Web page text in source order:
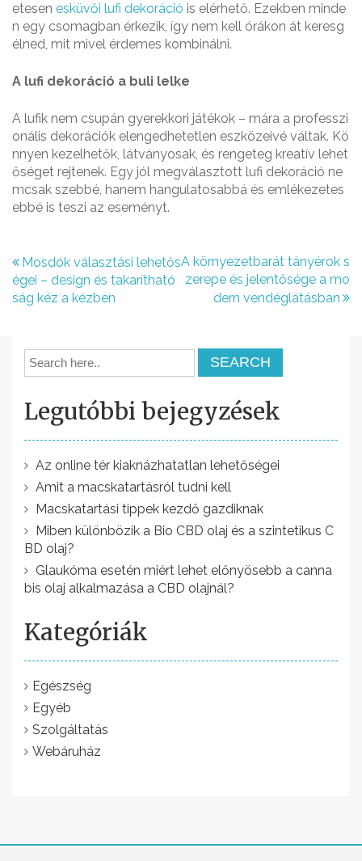
etesen esküvői lufi dekoráció is elérhető. Ezekben minde
n egy csomagban érkezik, így nem kell órákon át keresg
élned, mit mivel érdemes kombinálni.
A lufi dekoráció a buli lelke
A lufik nem csupán gyerekkori játékok – mára a professzi
onális dekorációk elengedhetetlen eszközeivé váltak. Kö
nnyen kezelhetők, látványosak, és rengeteg kreatív lehet
őséget rejtenek. Egy jól megválasztott lufi dekoráció ne
mcsak szebbé, hanem hangulatosabbá és emlékezetes
ebbé is teszi az eseményt.
B
e
g
y
n
a
ó
Mosdók választási lehetős
égei – design és takarítható
ság kéz a kézben
A környezetbarát tányérok s
zerepe és jelentősége a mo
dern vendéglátásban
Legutóbbi bejegyzések
Az online tér kiaknázhatatlan lehetőségei
Amit a macskatartásról tudni kell
Macskatartási tippek kezdő gazdiknak
Miben különbözik a Bio CBD olaj és a szintetikus C
BD olaj?
Glaukóma esetén miért lehet előnyösebb a canna
bis olaj alkalmazása a CBD olajnál?
Kategóriák
Egészség
Egyéb
Szolgáltatás
Webáruház